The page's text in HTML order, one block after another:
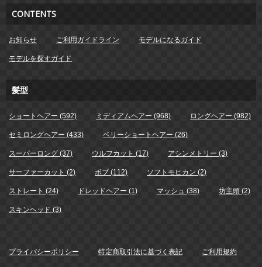
CONTENTS
お知らせ ご利用ガイドライン モデルになるガイド
モデルを探すガイド
髪型
ショートヘアー (592) ミディアムヘアー (968) ロングヘアー (982)
セミロングヘアー (433) ベリーショートヘアー (26)
スーパーロング (37) ウルフカット (17) アシンメトリー (3)
サーファーカット (2) ボブ (112) ソフトモヒカン (2)
ストレート (24) ドレッドヘアー (1) マッシュ (38) 坊主頭 (2)
スキンヘッド (3)
プライバシーポリシー 特定商取引法に基づく表記 ご利用規約